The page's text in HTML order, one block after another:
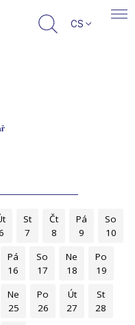
CS
St
7
Čt
8
Pá
9
So
10
Pá
16
So
17
Ne
18
Po
19
Ne
25
Po
26
Út
27
St
28